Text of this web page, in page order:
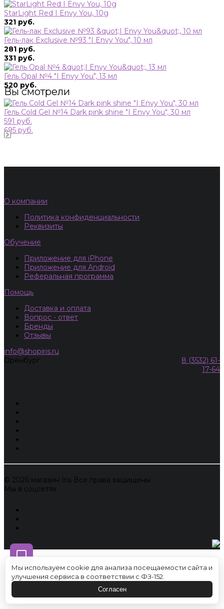
StarLight Red I Envy You, 10g
321 руб.
Гель-лак Exclusive №93 "I Envy You", 10 мл
281 руб.
331 руб.
Гель Opal №4 "I Envy You", 13 мл
520 руб.
Вы смотрели
Гель Cold Gel №14 Dark pink shine "I Envy You", 30 мл
591 руб.
695 руб.
О компании
Политика конфиденциальности
Реквизиты
Обучение
Приложение для iPhone
Приложение для Android
Реферальная программа
Помощь
Доставка и оплата
Вопрос - ответ
Бренды
Отзывы
info@shopiris.ru
Оренбург
8 (3532) 61-
17-64
© 2026 магазин Iris Все права защищены
Мы в соцсетях
Мы используем cookie для анализа посещаемости сайта и
улучшения сервиса в соответствии с ФЗ-152.
Согласен